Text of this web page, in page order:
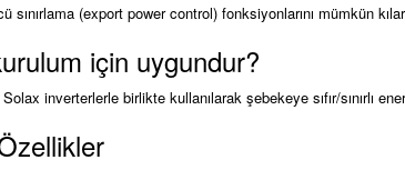
sınırlama (export power control) fonksiyonlarını mümkün
için uygundur?
inverterlerle birlikte kullanılarak şebekeye sıfır/